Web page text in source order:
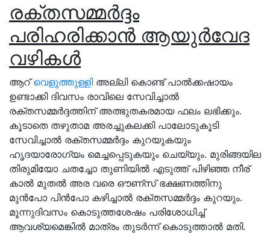
രക്തസമ്മർദ്ദം
പരിഹരിക്കാൻ ആയുർവേദ
വഴികൾ
ആറ്വെളുത്തുള്ളിഅല്ലി കൊണ്ട് പാൽക്കഷായം
ഉണ്ടാക്കി ദിവസം രാവിലെ സേവിച്ചാൽ
രക്തസമ്മർദ്ദത്തിന് അത്ഭുതകരമായ ഫലം ലഭിക്കും.
കൂടാതെ തഴുതാമ അരച്ചുകലക്കി പാലോടുകൂടി
സേവിച്ചാൽ രക്തസമ്മർദ്ദം കുറയുകയും
ഹൃദയാരോഗ്യം മെച്ചപ്പെടുകയും ചെയ്യും. മുരിങ്ങയില
തിരുമിയോ ചതച്ചോ തുണിയിൽ എടുത്ത് പിഴിഞ്ഞ നീര്
കാൽ മുതൽ അര വരെ ഔണ്സ് ഭക്ഷണത്തിനു
മുൻപോ പിൻപോ കഴിച്ചാൽ രക്തസമ്മർദ്ദം കുറയും.
മൂന്നുദിവസം കൊടുത്തശേഷം പരിശോധിച്ച്
ആവശ്യമെങ്കിൽ മാത്രം തുടർന്ന് കൊടുത്താൽ മതി.